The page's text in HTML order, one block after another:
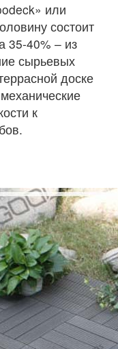
или
состоит
35-40% – из
сырьевых
доске
к